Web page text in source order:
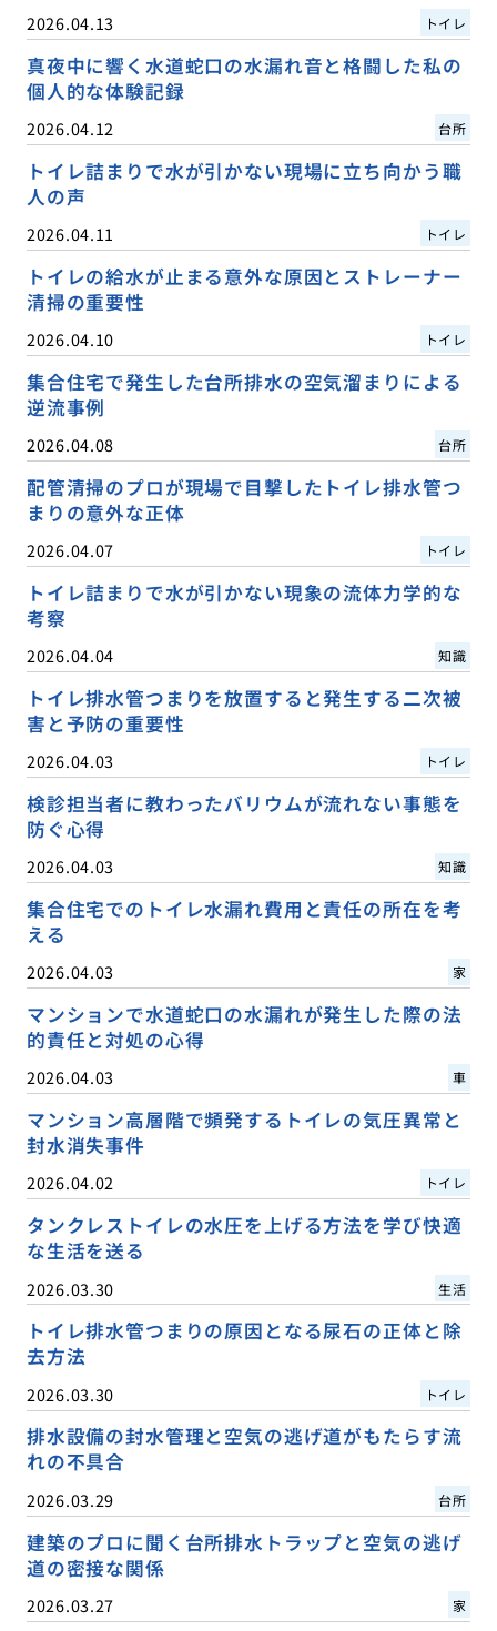
2026.04.13 トイレ
真夜中に響く水道蛇口の水漏れ音と格闘した私の
個人的な体験記録
2026.04.12 台所
トイレ詰まりで水が引かない現場に立ち向かう職
人の声
2026.04.11 トイレ
トイレの給水が止まる意外な原因とストレーナー
清掃の重要性
2026.04.10 トイレ
集合住宅で発生した台所排水の空気溜まりによる
逆流事例
2026.04.08 台所
配管清掃のプロが現場で目撃したトイレ排水管つ
まりの意外な正体
2026.04.07 トイレ
トイレ詰まりで水が引かない現象の流体力学的な
考察
2026.04.04 知識
トイレ排水管つまりを放置すると発生する二次被
害と予防の重要性
2026.04.03 トイレ
検診担当者に教わったバリウムが流れない事態を
防ぐ心得
2026.04.03 知識
集合住宅でのトイレ水漏れ費用と責任の所在を考
える
2026.04.03 家
マンションで水道蛇口の水漏れが発生した際の法
的責任と対処の心得
2026.04.03 車
マンション高層階で頻発するトイレの気圧異常と
封水消失事件
2026.04.02 トイレ
タンクレストイレの水圧を上げる方法を学び快適
な生活を送る
2026.03.30 生活
トイレ排水管つまりの原因となる尿石の正体と除
去方法
2026.03.30 トイレ
排水設備の封水管理と空気の逃げ道がもたらす流
れの不具合
2026.03.29 台所
建築のプロに聞く台所排水トラップと空気の逃げ
道の密接な関係
2026.03.27 家